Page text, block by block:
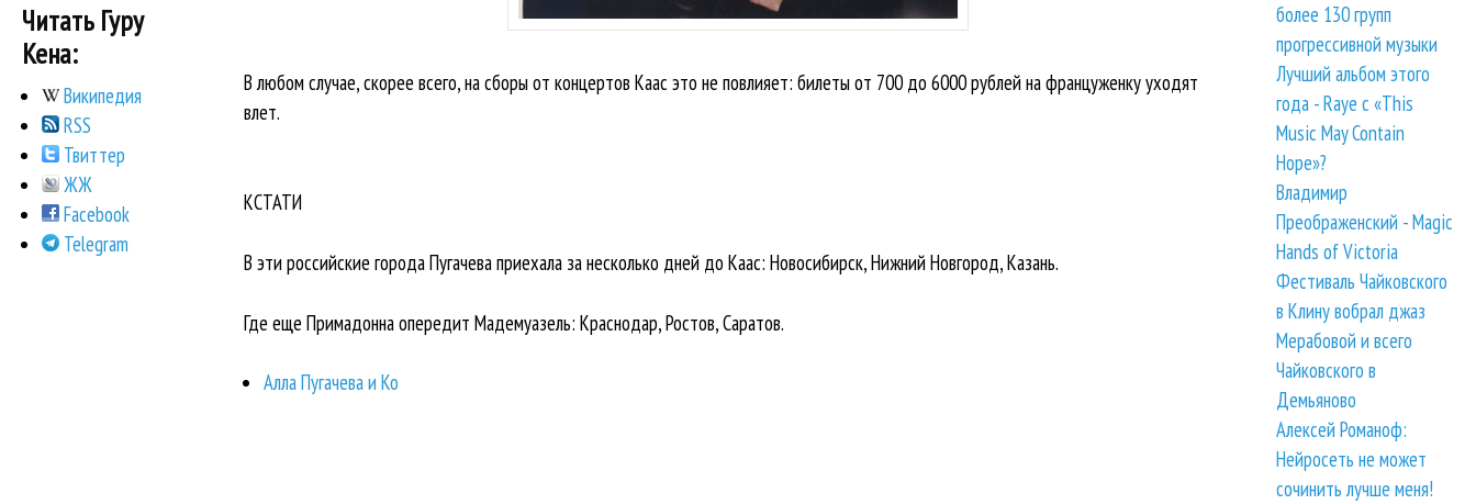
В любом случае, скорее всего, на сборы от концертов Каас это не повлияет: билеты от 700 до 6000 рублей на француженку уходят
влет.
КСТАТИ
В эти российские города Пугачева приехала за несколько дней до Каас: Новосибирск, Нижний Новгород, Казань.
Где еще Примадонна опередит Мадемуазель: Краснодар, Ростов, Саратов.
Алла Пугачева и Ко
Читать Гуру
Кена:
Википедия
RSS
Твиттер
ЖЖ
Facebook
Telegram
более 130 групп
прогрессивной музыки
Лучший альбом этого
года - Raye с «This
Music May Contain
Hope»?
Владимир
Преображенский - Magic
Hands of Victoria
Фестиваль Чайковского
в Клину вобрал джаз
Мерабовой и всего
Чайковского в
Демьяново
Алексей Романоф:
Нейросеть не может
сочинить лучше меня!